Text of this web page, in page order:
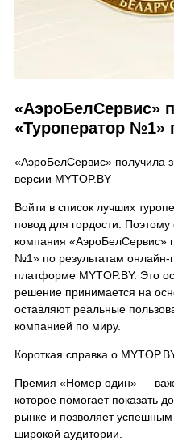
«АэроБелСервис»
«Туроператор №1»
«АэроБелСервис» получила
версии MYTOP.BY
Войти в список лучших
повод для гордости.
компания «АэроБелСервис»
№1» по результатам онлайн-
платформе MYTOP.BY. Это
решение принимается на
оставляют реальные
компанией по миру.
Короткая справка о
Премия «Номер один» —
которое помогает показать
рынке и позволяет
широкой аудитории.